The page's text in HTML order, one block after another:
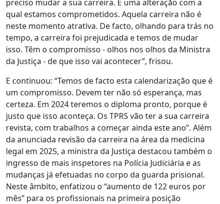
preciso mudar a sua carreira. É uma alteração com a
qual estamos comprometidos. Aquela carreira não é
neste momento atrativa. De facto, olhando para trás no
tempo, a carreira foi prejudicada e temos de mudar
isso. Têm o compromisso - olhos nos olhos da Ministra
da Justiça - de que isso vai acontecer”, frisou.
E continuou: “Temos de facto esta calendarização que é
um compromisso. Devem ter não só esperança, mas
certeza. Em 2024 teremos o diploma pronto, porque é
justo que isso aconteça. Os TPRS vão ter a sua carreira
revista, com trabalhos a começar ainda este ano”. Além
da anunciada revisão da carreira na área da medicina
legal em 2025, a ministra da Justiça destacou também o
ingresso de mais inspetores na Polícia Judiciária e as
mudanças já efetuadas no corpo da guarda prisional.
Neste âmbito, enfatizou o “aumento de 122 euros por
mês” para os profissionais na primeira posição